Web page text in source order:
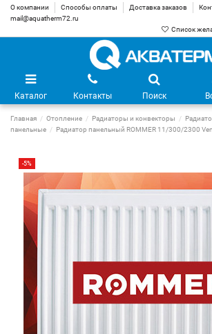
О компании Способы оплаты Доставка заказов
mail@aquatherm72.ru
Список
Каталог Контакты Поиск
Главная Отопление Радиаторы и конвекторы
панельные
Радиатор панельный ROMMER 11/300/2300
-5%